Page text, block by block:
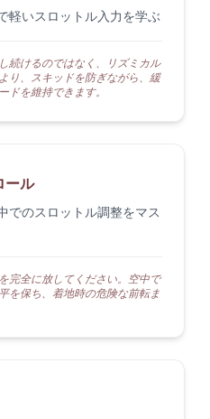
軽いスロットル入力を学ぶ
続けるのではなく、リズミカル
り、スキッドを防ぎながら、緩
ドを維持できます。
ール
でのスロットル調整をマス
完全に放してください。空中で
を保ち、着地時の危険な前転ま